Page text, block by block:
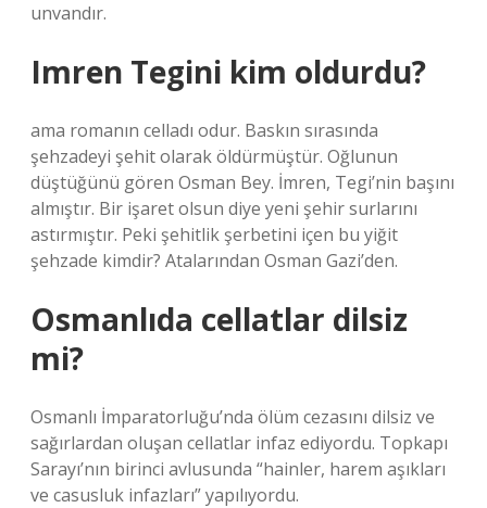
unvandır.
Imren Tegini kim oldurdu?
ama romanın celladı odur. Baskın sırasında
şehzadeyi şehit olarak öldürmüştür. Oğlunun
düştüğünü gören Osman Bey. İmren, Tegi’nin başını
almıştır. Bir işaret olsun diye yeni şehir surlarını
astırmıştır. Peki şehitlik şerbetini içen bu yiğit
şehzade kimdir? Atalarından Osman Gazi’den.
Osmanlıda cellatlar dilsiz
mi?
Osmanlı İmparatorluğu’nda ölüm cezasını dilsiz ve
sağırlardan oluşan cellatlar infaz ediyordu. Topkapı
Sarayı’nın birinci avlusunda “hainler, harem aşıkları
ve casusluk infazları” yapılıyordu.